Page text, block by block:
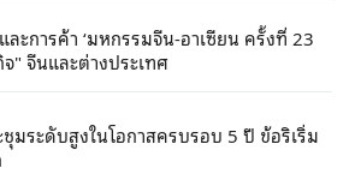
ะการค้า ‘มหกรรมจีน-อาเซียน ครั้งที่ 23
" จีนและต่างประเทศ
มระดับสูงในโอกาสครบรอบ 5 ปี ข้อริเริ่ม